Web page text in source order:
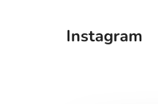
Instagram